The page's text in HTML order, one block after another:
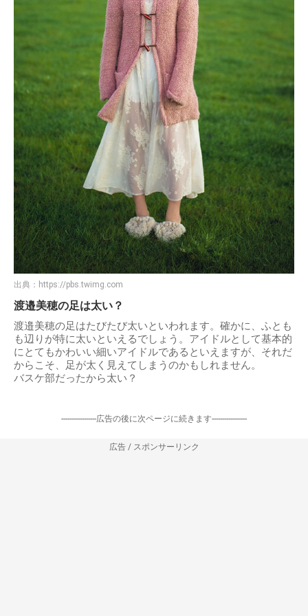
出典： https://pbs.twimg.com
渡邉美穂の足は太い？
渡邉美穂の足はたびたび太いといわれます。確かに、ふとも
も辺りが特に太いといえるでしょう。アイドルとして基本的
にとてもかわいい細いアイドルであるといえますが、それだ
からこそ、足が太く見えてしまうのかもしれません。
バスケ部だったから太い？
-----------------広告の後に次ページに続きます-----------------
広告 / スポンサーリンク